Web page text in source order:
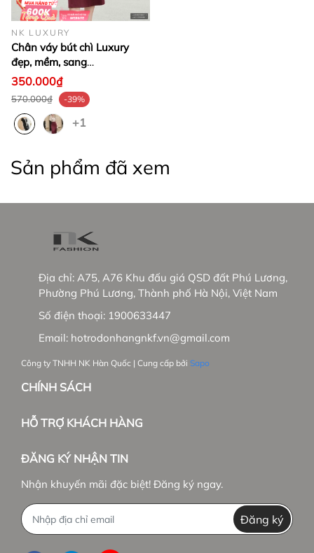
NK LUXURY
Chân váy bút chì Luxury
đẹp, mềm, sang
LUCV25060011
350.000₫
570.000₫ -39%
+1
Sản phẩm đã xem
Địa chỉ: A75, A76 Khu đấu giá QSD đất Phú Lương,
Phường Phú Lương, Thành phố Hà Nội, Việt Nam
Số điện thoại: 1900633447
Email: hotrodonhangnkf.vn@gmail.com
Công ty TNHH NK Hàn Quốc | Cung cấp bởi Sapo
CHÍNH SÁCH
HỖ TRỢ KHÁCH HÀNG
ĐĂNG KÝ NHẬN TIN
Nhận khuyến mãi đặc biệt! Đăng ký ngay.
Đăng ký